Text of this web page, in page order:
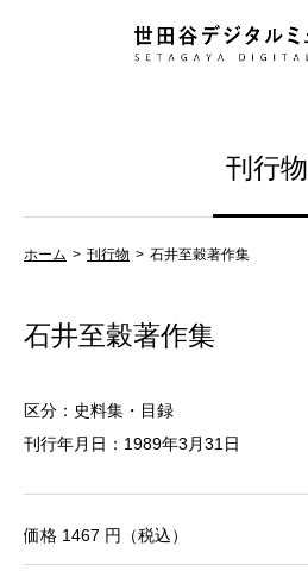
刊行物
ホーム 刊行物 石井至穀著作集
石井至穀著作集
区分：史料集・目録
刊行年月日：1989年3月31日
価格 1467 円（税込）